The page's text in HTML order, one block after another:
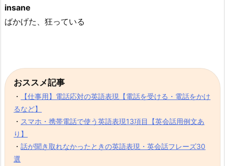
insane
ばかげた、狂っている
おススメ記事
・
【仕事用】電話応対の英語表現【電話を受ける・電話をかけ
るなど】
・ スマホ・携帯電話で使う英語表現13項目【英会話用例文あ
り】
・話が聞き取れなかったときの英語表現・英会話フレーズ30
選